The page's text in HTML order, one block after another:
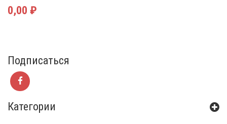
0,00 ₽
Подписаться
Категории